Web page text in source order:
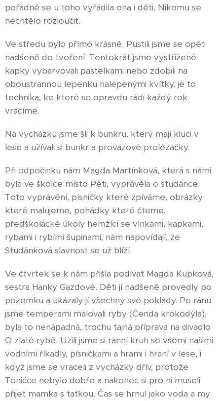
pořádně se u toho vyřádila ona i děti. Nikomu se
nechtělo rozloučit.
Ve středu bylo přímo krásně. Pustili jsme se opět
nadšeně do tvoření. Tentokrát jsme vystřižené
kapky vybarvovali pastelkami nebo zdobili na
oboustrannou lepenku nalepenými kvítky, je to
technika, ke které se opravdu rádi každý rok
vracíme.
Na vycházku jsme šli k bunkru, který mají kluci v
lese a užívali si bunkr a provazové prolézačky.
Při odpočinku nám Magda Martínková, která s námi
byla ve školce místo Péti, vyprávěla o studánce.
Toto vyprávění, písničky které zpíváme, obrázky
které malujeme, pohádky které čteme,
předškolácké úkoly hemžící se vlnkami, kapkami,
rybami i rybími šupinami, nám napovídají, že
Studánková slavnost se už blíží.
Ve čtvrtek se k nám přišla podívat Magda Kupková,
sestra Hanky Gazdové. Děti jí nadšeně provedly po
pozemku a ukázaly jí všechny své poklady. Po ránu
jsme temperami malovali ryby (Čenda krokodýla),
byla to nenápadná, trochu tajná příprava na divadlo
O zlaté rybě. Užili jsme si ranní kruh se všemi našimi
vodními říkadly, písničkami a hrami i hraní v lese, i
když jsme se vraceli z vycházky dřív, protože
Toničce nebylo dobře a nakonec si pro ni museli
přijet mamka s taťkou. Čas se hrnul jako voda a my